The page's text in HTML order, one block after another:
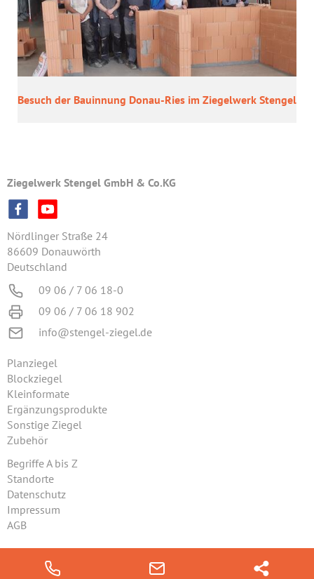
Be­such der Bau­in­nung Donau-​Ries im Zie­gel­werk Sten­gel
Ziegelwerk Stengel GmbH & Co.KG
Nördlinger Straße 24
86609 Donauwörth
Deutschland
09 06 / 7 06 18-0
09 06 / 7 06 18 902
info@stengel-ziegel.de
Planziegel
Blockziegel
Kleinformate
Ergänzungsprodukte
Sonstige Ziegel
Zubehör
Begriffe A bis Z
Standorte
Datenschutz
Impressum
AGB